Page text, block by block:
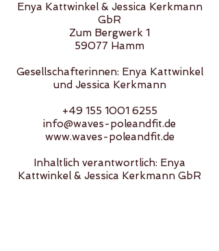
Enya Kattwinkel & Jessica Kerkmann
GbR
Zum Bergwerk 1
59077 Hamm
Gesellschafterinnen: Enya Kattwinkel
und Jessica Kerkmann
+49 155 1001 6255
info@waves-poleandfit.de
www.waves-poleandfit.de
Inhaltlich verantwortlich: Enya
Kattwinkel & Jessica Kerkmann GbR